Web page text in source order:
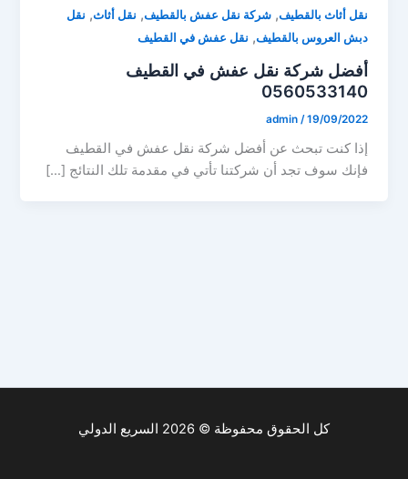
نقل أثاث بالقطيف,شركة نقل عفش بالقطيف, نقل أثاث, نقل
دبش العروس بالقطيف, نقل عفش في القطيف
أفضل شركة نقل عفش في القطيف
0560533140
admin /19/09/2022
إذا كنت تبحث عن أفضل شركة نقل عفش في القطيف
فإنك سوف تجد أن شركتنا تأتي في مقدمة تلك النتائج […]
كل الحقوق محفوظة © 2026 السريع الدولي